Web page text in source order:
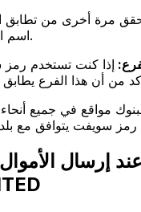
مرة أخرى من تطابق
اسم البنك المستلم.
إذا كنت تستخدم
مواقع في جميع